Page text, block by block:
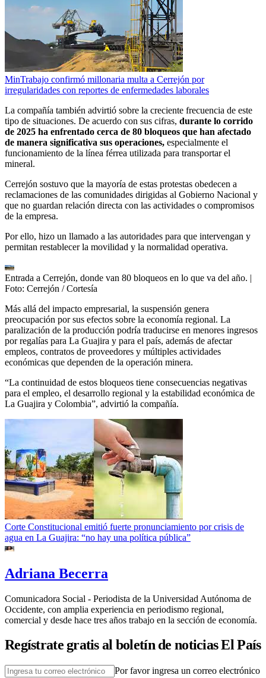
MinTrabajo confirmó millonaria multa a Cerrejón por
irregularidades con reportes de enfermedades laborales
La compañía también advirtió sobre la creciente frecuencia de este
tipo de situaciones. De acuerdo con sus cifras, durante lo corrido
de 2025 ha enfrentado cerca de 80 bloqueos que han afectado
de manera significativa sus operaciones, especialmente el
funcionamiento de la línea férrea utilizada para transportar el
mineral.
Cerrejón sostuvo que la mayoría de estas protestas obedecen a
reclamaciones de las comunidades dirigidas al Gobierno Nacional y
que no guardan relación directa con las actividades o compromisos
de la empresa.
Por ello, hizo un llamado a las autoridades para que intervengan y
permitan restablecer la movilidad y la normalidad operativa.
Entrada a Cerrejón, donde van 80 bloqueos en lo que va del año. |
Foto: Cerrejón / Cortesía
Más allá del impacto empresarial, la suspensión genera
preocupación por sus efectos sobre la economía regional. La
paralización de la producción podría traducirse en menores ingresos
por regalías para La Guajira y para el país, además de afectar
empleos, contratos de proveedores y múltiples actividades
económicas que dependen de la operación minera.
“La continuidad de estos bloqueos tiene consecuencias negativas
para el empleo, el desarrollo regional y la estabilidad económica de
La Guajira y Colombia”, advirtió la compañía.
Corte Constitucional emitió fuerte pronunciamiento por crisis de
agua en La Guajira: “no hay una política pública”
Adriana Becerra
Comunicadora Social - Periodista de la Universidad Autónoma de
Occidente, con amplia experiencia en periodismo regional,
comercial y desde hace tres años trabajo en la sección de economía.
Regístrate gratis al boletín de noticias El País
Por favor ingresa un correo electrónico